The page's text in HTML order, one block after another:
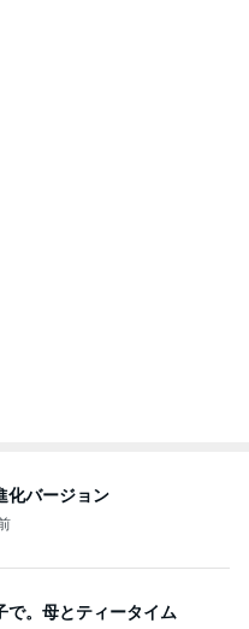
。母とティータイム
グ「小林礼奈のブーブー